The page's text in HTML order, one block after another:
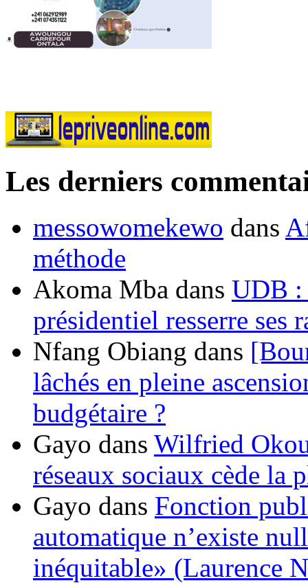
Les derniers
messowomekewo dans
méthode
Akoma Mba dans UDB :
présidentiel resserre ses
Nfang Obiang dans
lâchés en pleine
budgétaire ?
Gayo dans Wilfried
réseaux sociaux cède la
Gayo dans Fonction
automatique n’existe
inéquitable» (Laurence